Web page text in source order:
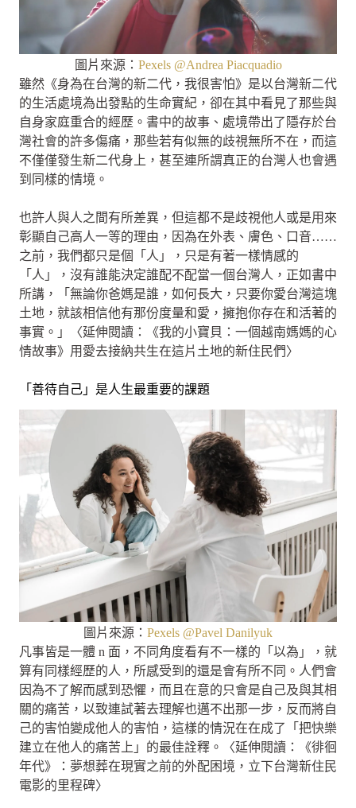
圖片來源： Pexels @Andrea Piacquadio
雖然《身為在台灣的新二代，我很害怕》是以台灣新二代
的生活處境為出發點的生命實紀，卻在其中看見了那些與
自身家庭重合的經歷。書中的故事、處境帶出了隱存於台
灣社會的許多傷痛，那些若有似無的歧視無所不在，而這
不僅僅發生新二代身上，甚至連所謂真正的台灣人也會遇
到同樣的情境。
也許人與人之間有所差異，但這都不是歧視他人或是用來
彰顯自己高人一等的理由，因為在外表、膚色、口音……
之前，我們都只是個「人」，只是有著一樣情感的
「人」，沒有誰能決定誰配不配當一個台灣人，正如書中
所講，「無論你爸媽是誰，如何長大，只要你愛台灣這塊
土地，就該相信他有那份度量和愛，擁抱你存在和活著的
事實。」〈延伸閱讀：《我的小寶貝：一個越南媽媽的心
情故事》用愛去接納共生在這片土地的新住民們〉
「善待自己」是人生最重要的課題
圖片來源： Pexels @Pavel Danilyuk
凡事皆是一體 n 面，不同角度看有不一樣的「以為」，就
算有同樣經歷的人，所感受到的還是會有所不同。人們會
因為不了解而感到恐懼，而且在意的只會是自己及與其相
關的痛苦，以致連試著去理解也邁不出那一步，反而將自
己的害怕變成他人的害怕，這樣的情況在在成了「把快樂
建立在他人的痛苦上」的最佳詮釋。〈延伸閱讀：《徘徊
年代》：夢想葬在現實之前的外配困境，立下台灣新住民
電影的里程碑〉